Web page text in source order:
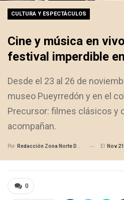
CULTURA Y ESPECTÁCULOS
Cine y música en
festival imperdible
Desde el 23 al 26 de
museo Pueyrredón y en el
Precursor: filmes clásicos y
acompañan.
Por Redacción Zona Norte Daily El Nov
0